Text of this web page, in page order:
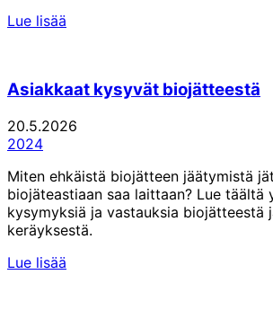
Lue lisää
Asiakkaat kysyvät biojätteestä
20.5.2026
2024
Miten ehkäistä biojätteen jäätymistä
biojäteastiaan saa laittaan? Lue täältä
kysymyksiä ja vastauksia biojätteestä
keräyksestä.
Lue lisää